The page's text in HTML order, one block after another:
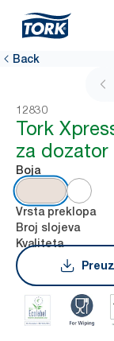
Back
12830
Tork
za dozator
Boja
Vrsta preklopa
Broj slojeva
Kvaliteta